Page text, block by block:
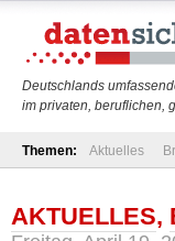
Deutschlands
im privaten, beruflichen,
Themen: Aktuelles
AKTUELLES,